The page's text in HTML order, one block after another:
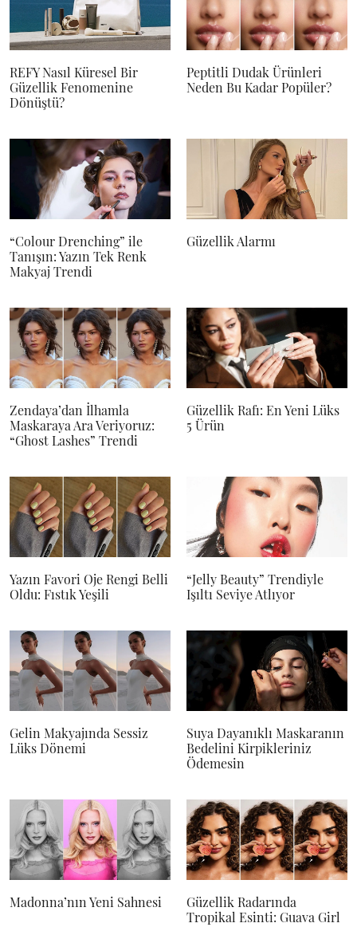
REFY Nasıl Küresel Bir
Güzellik Fenomenine
Dönüştü?
Peptitli Dudak Ürünleri
Neden Bu Kadar Popüler?
“Colour Drenching” ile
Tanışın: Yazın Tek Renk
Makyaj Trendi
Güzellik Alarmı
Zendaya’dan İlhamla
Maskaraya Ara Veriyoruz:
“Ghost Lashes” Trendi
Güzellik Rafı: En Yeni Lüks
5 Ürün
Yazın Favori Oje Rengi Belli
Oldu: Fıstık Yeşili
“Jelly Beauty” Trendiyle
Işıltı Seviye Atlıyor
Gelin Makyajında Sessiz
Lüks Dönemi
Suya Dayanıklı Maskaranın
Bedelini Kirpikleriniz
Ödemesin
Madonna’nın Yeni Sahnesi
Güzellik Radarında
Tropikal Esinti: Guava Girl